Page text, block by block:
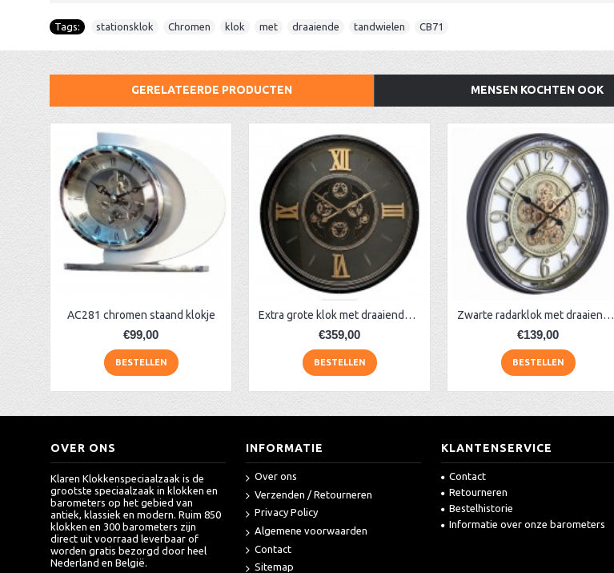
Tags: stationsklok Chromen klok met draaiende tandwielen CB71
GERELATEERDE PRODUCTEN MENSEN KOCHTEN OOK
AC281 chromen staand klokje
€99,00
BESTELLEN
Extra grote klok met draaiende tandwielen120 cm
€359,00
BESTELLEN
Zwarte radarklok met draaiende tandwielen
€139,00
BESTELLEN
OVER ONS
Klaren Klokkenspeciaalzaak is de
grootste speciaalzaak in klokken en
barometers op het gebied van
antiek, klassiek en modern. Ruim 850
klokken en 300 barometers zijn
direct uit voorraad leverbaar of
worden gratis bezorgd door heel
Nederland en België.
INFORMATIE
Over ons
Verzenden / Retourneren
Privacy Policy
Algemene voorwaarden
Contact
Sitemap
KLANTENSERVICE
Contact
Retourneren
Bestelhistorie
Informatie over onze barometers